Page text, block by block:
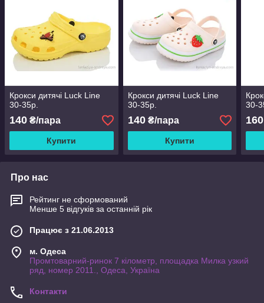
Крокси дитячі Luck Line
30-35р.
140 ₴/пара
Купити
Крокси дитячі Luck Line
30-35р.
140₴/пара
Купити
30-
160
Про нас
Рейтинг не сформований
Менше 5 відгуків за останній рік
Працює з 21.06.2013
м. Одеса
Промтоварний-ринок 7 кілометр, площадка Милка узкий
ряд, номер 2011., Одеса, Україна
Контакти